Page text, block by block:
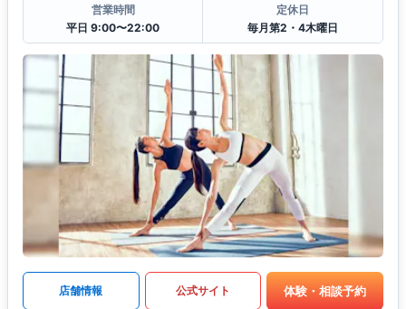
営業時間
平日 9:00〜22:00
定休日
毎月第2・4木曜日
店舗情報 公式サイト 体験・相談予約